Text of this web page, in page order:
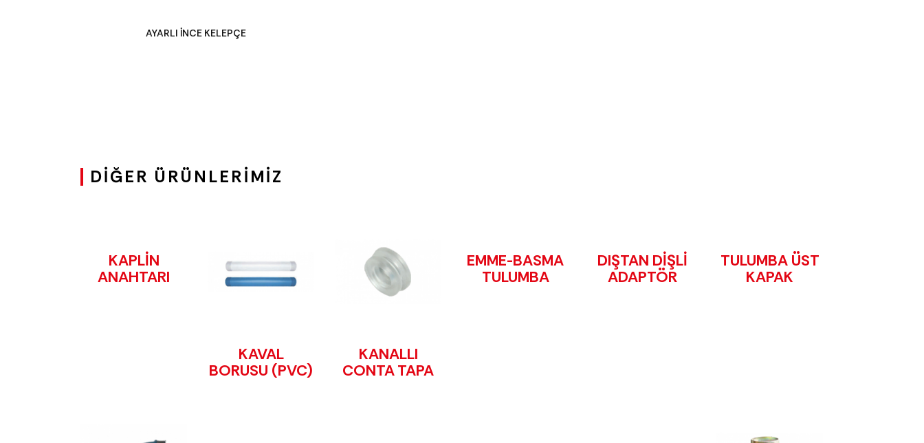
AYARLI İNCE KELEPÇE
DIĞER ÜRÜNLERIMIZ
KAPLİN
ANAHTARI
KAVAL
BORUSU (PVC)
KANALLI
CONTA TAPA
EMME-BASMA
TULUMBA
DIŞTAN DİŞLİ
ADAPTÖR
TULUMBA ÜST
KAPAK